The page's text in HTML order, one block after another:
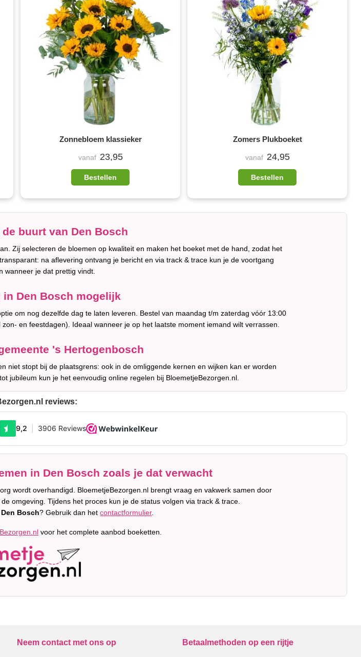
Zonnebloem klassieker
vanaf 23,95
Bestellen
Zomers Plukboeket
vanaf 24,95
Bestellen
buurt van Den Bosch
Zij selecteren de bloemen op kwaliteit en maken het boeket met de hand, zodat het
na aflevering ontvang je bericht en via track & trace kun je de voortgang
wanneer je dat prettig vindt.
Den Bosch mogelijk
om nog dezelfde dag te laten leveren. Bestel van maandag t/m zaterdag vóór 13:00
en feestdagen). Ideaal wanneer je op het laatste moment iemand wilt verrassen.
's Hertogenbosch
niet stopt bij de plaatsgrens: ook in de omliggende kernen en wijken kan er worden
jubileum kun je het eenvoudig online regelen bij BloemetjeBezorgen.nl.
reviews:
in Den Bosch zoals je dat verwacht
wordt overhandigd. BloemetjeBezorgen.nl brengt vraag en vakwerk samen door
omgeving. Tijdens het proces kun je de status volgen via track & trace.
Den Bosch? Gebruik dan hetcontactformulier.
voor het complete aanbod boeketten.
Neem contact met ons op Betaalmethoden op een rijtje